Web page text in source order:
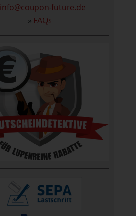
info@coupon-future.de
» FAQs